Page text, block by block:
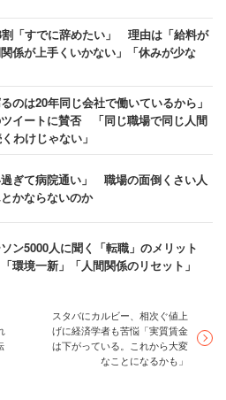
「すでに辞めたい」 理由は「給料が
係が上手くいかない」「休みが少な
のは20年同じ会社で働いているから」
イートに賛否 「同じ職場で同じ人間
わけじゃない」
過ぎて病院通い」 職場の面倒くさい人
かならないのか
ン5000人に聞く「転職」のメリット
環境一新」「人間関係のリセット」
スタバにカルビー、相次ぐ値上
げに経済学者も苦悩「実質賃金
は下がっている。これから大変
なことになるかも」